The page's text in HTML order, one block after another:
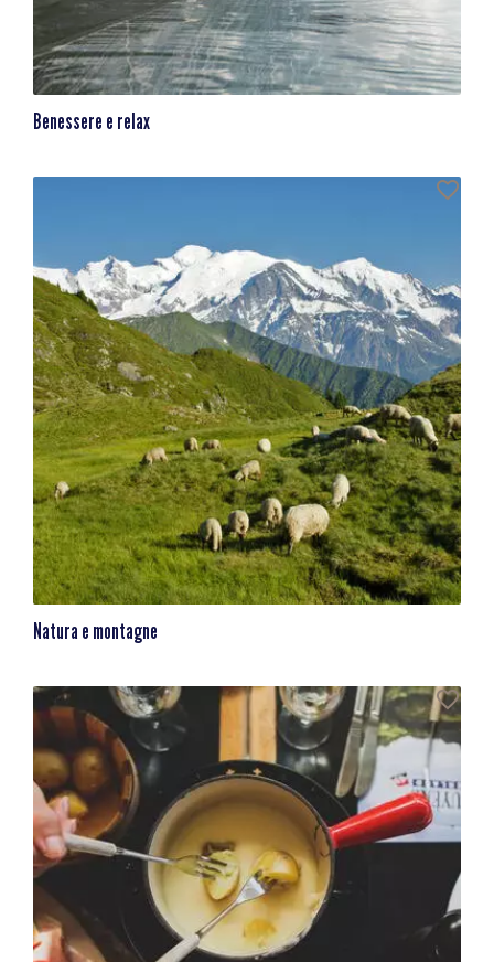
Benessere e relax
Natura e montagne